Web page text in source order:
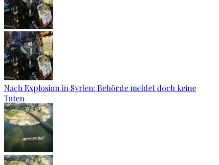
Nach Explosion in Syrien: Behörde meldet doch keine
Toten